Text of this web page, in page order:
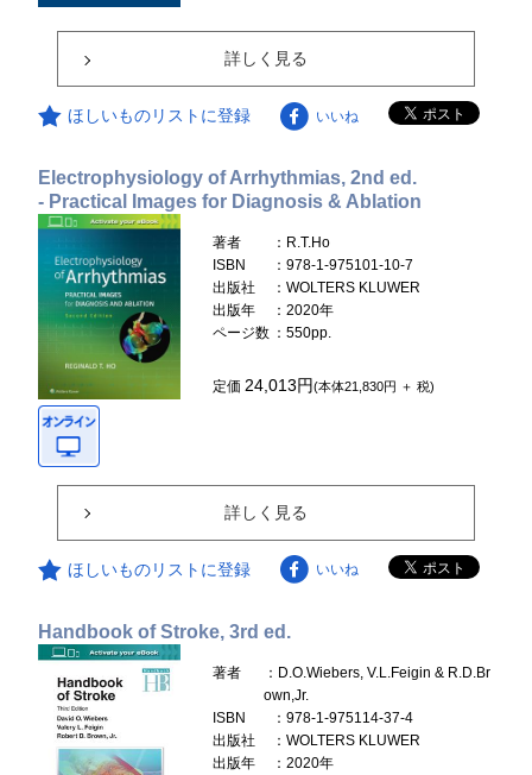
詳しく見る
ほしいものリストに登録 いいね
Electrophysiology of Arrhythmias, 2nd ed.
- Practical Images for Diagnosis & Ablation
著者
：R.T.Ho
ISBN
：978-1-975101-10-7
出版社
：WOLTERS KLUWER
出版年
：2020年
ページ数 ：550pp.
定価24,013円(本体21,830円 ＋ 税)
詳しく見る
ほしいものリストに登録 いいね
Handbook of Stroke, 3rd ed.
著者
：D.O.Wiebers, V.L.Feigin & R.D.Br
own,Jr.
ISBN
：978-1-975114-37-4
出版社
：WOLTERS KLUWER
出版年
：2020年